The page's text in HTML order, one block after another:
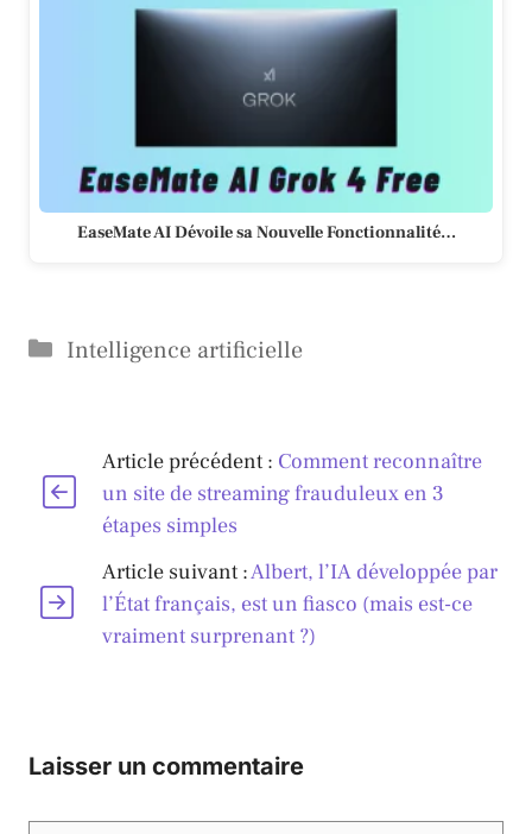
EaseMate AI Dévoile sa Nouvelle Fonctionnalité…
Catégories
Intelligence artificielle
Article précédent : Comment reconnaître
un site de streaming frauduleux en 3
étapes simples
Article suivant :Albert, l’IA développée par
l’État français, est un fiasco (mais est-ce
vraiment surprenant ?)
Laisser un commentaire